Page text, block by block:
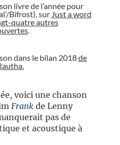
livre de l’année pour
Bifrost), sur Just a word
quatre autres
.
dans le bilan 2018de
voici une chanson
Frankde Lenny
pas de
et acoustique à